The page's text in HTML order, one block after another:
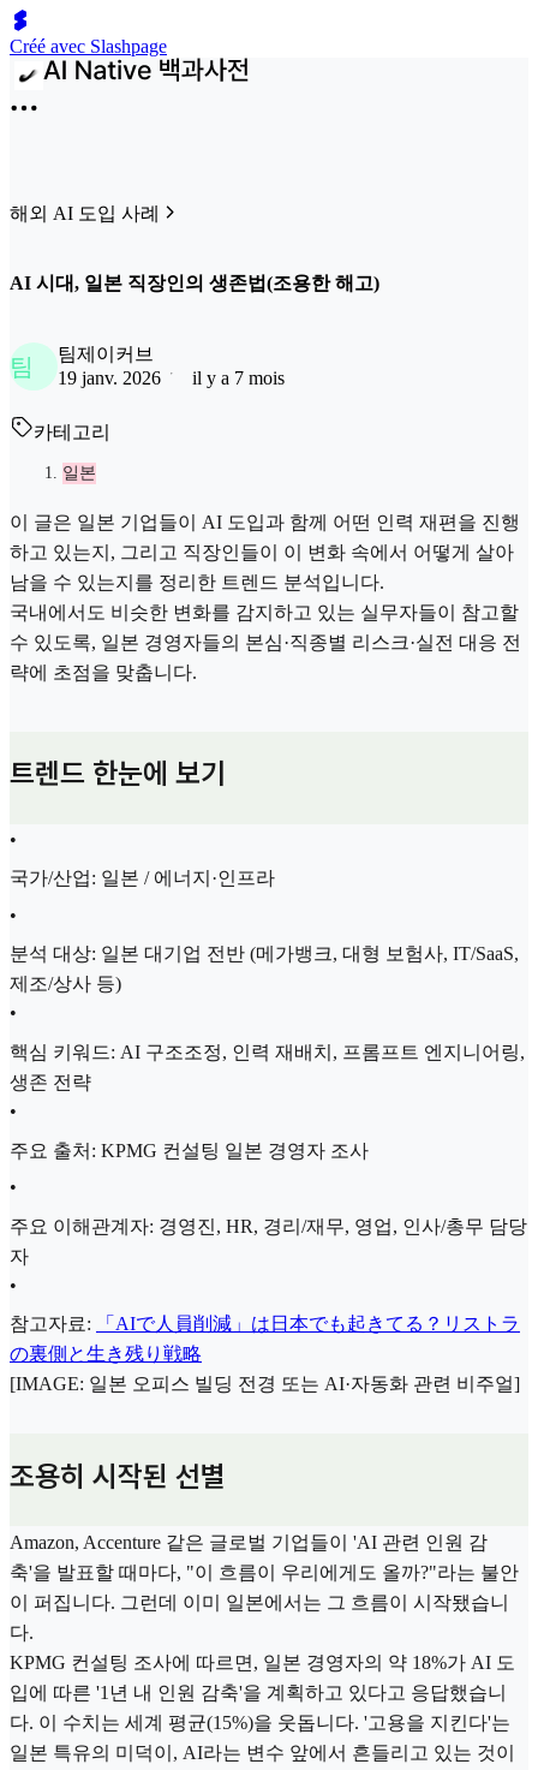
Créé avec Slashpage
해외 AI 도입 사례
AI 시대, 일본 직장인의 생존법(조용한 해고)
팀
팀제이커브
19 janv. 2026
il y a 7 mois
카테고리
일본
이 글은 일본 기업들이 AI 도입과 함께 어떤 인력 재편을 진행
하고 있는지, 그리고 직장인들이 이 변화 속에서 어떻게 살아
남을 수 있는지를 정리한 트렌드 분석입니다.
국내에서도 비슷한 변화를 감지하고 있는 실무자들이 참고할
수 있도록, 일본 경영자들의 본심·직종별 리스크·실전 대응 전
략에 초점을 맞춥니다.
트렌드 한눈에 보기
•
국가/산업: 일본 / 에너지·인프라
•
분석 대상: 일본 대기업 전반 (메가뱅크, 대형 보험사, IT/SaaS,
제조/상사 등)
•
핵심 키워드: AI 구조조정, 인력 재배치, 프롬프트 엔지니어링,
생존 전략
•
주요 출처: KPMG 컨설팅 일본 경영자 조사
•
주요 이해관계자: 경영진, HR, 경리/재무, 영업, 인사/총무 담당
자
•
참고자료:
「AIで人員削減」は日本でも起きてる？リストラ
の裏側と生き残り戦略
[IMAGE: 일본 오피스 빌딩 전경 또는 AI·자동화 관련 비주얼]
조용히 시작된 선별
Amazon, Accenture 같은 글로벌 기업들이 'AI 관련 인원 감
축'을 발표할 때마다, "이 흐름이 우리에게도 올까?"라는 불안
이 퍼집니다. 그런데 이미 일본에서는 그 흐름이 시작됐습니
다.
KPMG 컨설팅 조사에 따르면, 일본 경영자의 약 18%가 AI 도
입에 따른 '1년 내 인원 감축'을 계획하고 있다고 응답했습니
다. 이 수치는 세계 평균(15%)을 웃돕니다. '고용을 지킨다'는
일본 특유의 미덕이, AI라는 변수 앞에서 흔들리고 있는 것이